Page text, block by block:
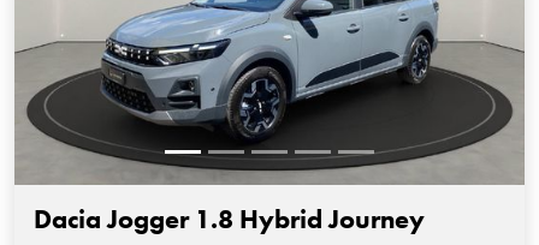
Dacia Jogger 1.8 Hybrid Journey